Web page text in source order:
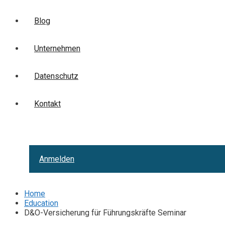
Blog
Unternehmen
Datenschutz
Kontakt
Anmelden
Home
Education
D&O-Versicherung für Führungskräfte Seminar